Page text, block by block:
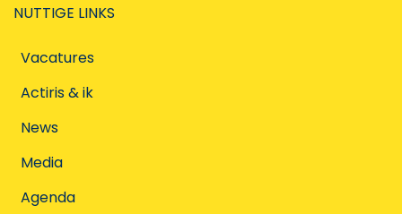
NUTTIGE LINKS
Vacatures
Actiris & ik
News
Media
Agenda